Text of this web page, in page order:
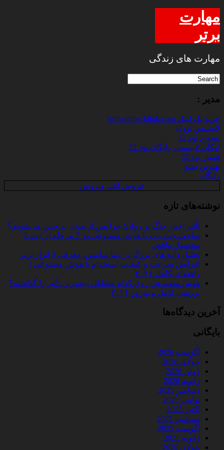
مهارت
برتر
مهارت های زندگی
مدیر :
خرید بک لینک behtarinbacklink.com
لایسنس نود32
پسورد نود 32
اوکلی لایسنس رایگان نود 32
همیار نود 32
بهترین سئو
رایگان
فروش آنتی ویروس
نوشته‌های تازه
تأثیر اخبار جنگ بر روان؛ چرا پس از مدتی بی‌حس می‌شویم؟
ساخت چت‌ بات با هوش مصنوعی در 7 مرحله از ایده تا
محصول واقعی
تحلیل داده‌ های بزرگ در دیتا ساینس: معرفی 5 ابزار برتر
افزایش سرعت و کیفیت استخدام با هوش مصنوعی |
راهنمای کامل ۲۰۲۶
هوش مصنوعی روی کدام مشاغل بیشترین تأثیر را گذاشته؟
بررسی کامل و به‌روز ۲۰۲۶
آخرین دیدگاه‌ها
بایگانی
آگوست 2026
جولای 2026
ژوئن 2026
ژانویه 2026
دسامبر 2025
نوامبر 2025
اکتبر 2025
سپتامبر 2025
آگوست 2025
ژانویه 2021
جولای 2020